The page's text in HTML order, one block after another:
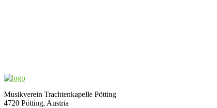
Musikverein Trachtenkapelle Pötting
4720 Pötting, Austria